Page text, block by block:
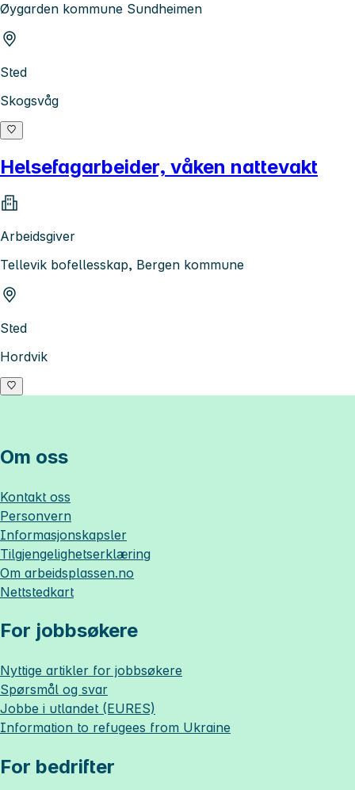
Øygarden kommune Sundheimen
Sted
Skogsvåg
Helsefagarbeider, våken nattevakt
Arbeidsgiver
Tellevik bofellesskap, Bergen kommune
Sted
Hordvik
Om oss
Kontakt oss
Personvern
Informasjonskapsler
Tilgjengelighetserklæring
Om arbeidsplassen.no
Nettstedkart
For jobbsøkere
Nyttige artikler for jobbsøkere
Spørsmål og svar
Jobbe i utlandet (EURES)
Information to refugees from Ukraine
For bedrifter